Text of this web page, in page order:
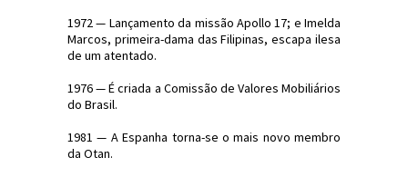
1972 — Lançamento da missão Apollo 17; e Imelda
Marcos, primeira-dama das Filipinas, escapa ilesa
de um atentado.
1976 — É criada a Comissão de Valores Mobiliários
do Brasil.
1981 — A Espanha torna-se o mais novo membro
da Otan.